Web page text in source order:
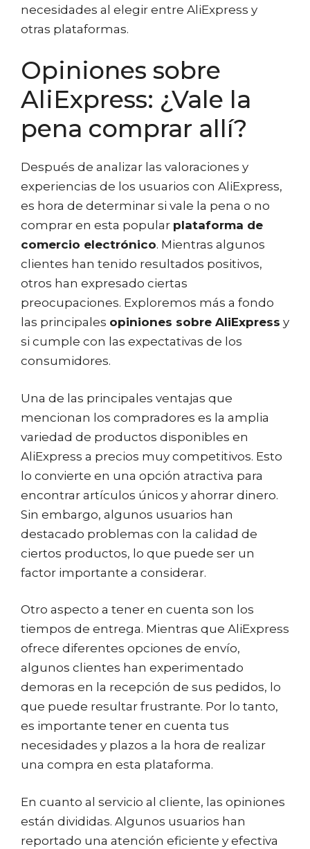
necesidades al elegir entre AliExpress y
otras plataformas.
Opiniones sobre
AliExpress: ¿Vale la
pena comprar allí?
Después de analizar las valoraciones y
experiencias de los usuarios con AliExpress,
es hora de determinar si vale la pena o no
comprar en esta popular plataforma de
comercio electrónico. Mientras algunos
clientes han tenido resultados positivos,
otros han expresado ciertas
preocupaciones. Exploremos más a fondo
las principales opiniones sobre AliExpress y
si cumple con las expectativas de los
consumidores.
Una de las principales ventajas que
mencionan los compradores es la amplia
variedad de productos disponibles en
AliExpress a precios muy competitivos. Esto
lo convierte en una opción atractiva para
encontrar artículos únicos y ahorrar dinero.
Sin embargo, algunos usuarios han
destacado problemas con la calidad de
ciertos productos, lo que puede ser un
factor importante a considerar.
Otro aspecto a tener en cuenta son los
tiempos de entrega. Mientras que AliExpress
ofrece diferentes opciones de envío,
algunos clientes han experimentado
demoras en la recepción de sus pedidos, lo
que puede resultar frustrante. Por lo tanto,
es importante tener en cuenta tus
necesidades y plazos a la hora de realizar
una compra en esta plataforma.
En cuanto al servicio al cliente, las opiniones
están divididas. Algunos usuarios han
reportado una atención eficiente y efectiva